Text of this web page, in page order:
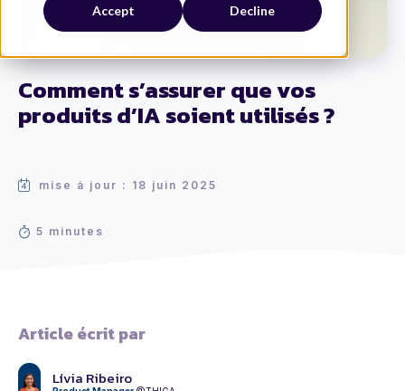
Accept Decline
Comment s’assurer que vos
produits d’IA soient utilisés ?
mise à jour : 18 juin 2025
5 minutes
Article écrit par
Lívia Ribeiro